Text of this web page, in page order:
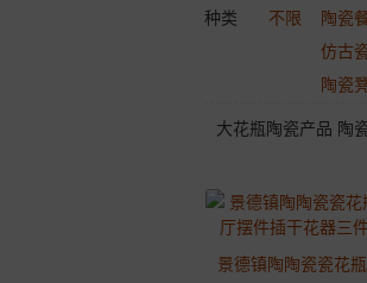
种类
不限 陶瓷
仿古
陶瓷
大花瓶陶瓷产品 陶